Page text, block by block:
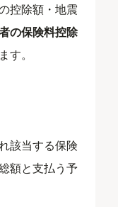
控除額・地震
の保険料控除
す。
該当する保険
額と支払う予